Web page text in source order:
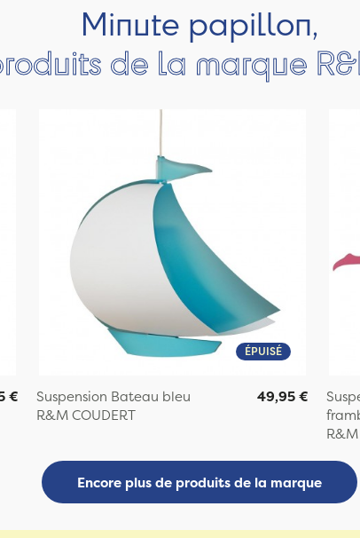
Minute papillon,
de la marque
€
ÉPUISÉ
Suspension Bateau bleu
R&M COUDERT
49,95 €
Encore plus de produits de la marque